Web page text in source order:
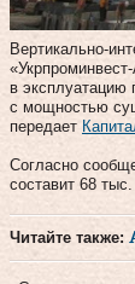
Вертикально-
в эксплуатацию
с мощностью
передает
Согласно
составит 68 тыс.
Читайте также: